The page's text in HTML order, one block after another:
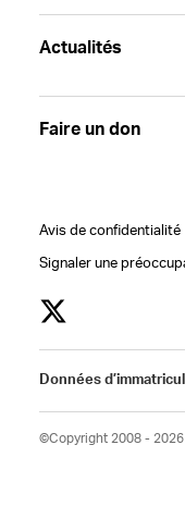
Actualités
Faire un don
Avis de confidentialité
Signaler une
Données
©Copyright 2008 - 2026